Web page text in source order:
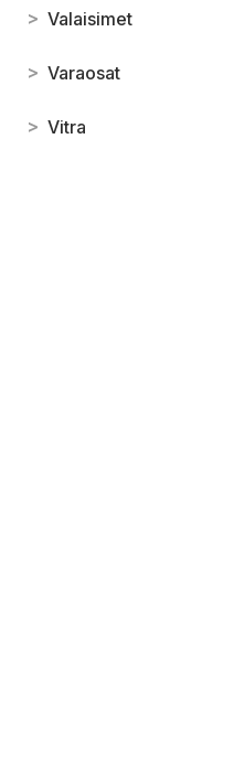
> Valaisimet
> Varaosat
> Vitra